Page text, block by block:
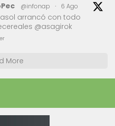
@infonap · 6 Ago
arrancó con todo
@asagirok
More